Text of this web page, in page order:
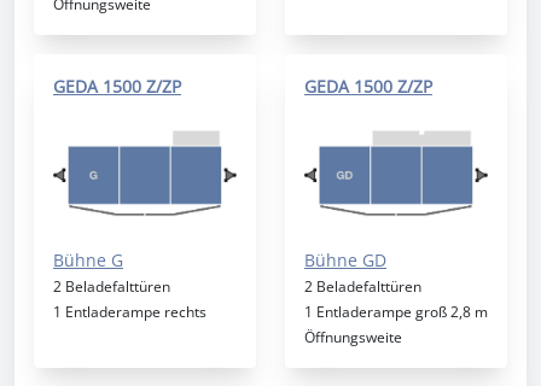
Öffnungsweite
GEDA 1500 Z/ZP
Bühne G
2 Beladefalttüren
1 Entladerampe rechts
GEDA 1500 Z/ZP
Bühne GD
2 Beladefalttüren
1 Entladerampe groß 2,8 m
Öffnungsweite